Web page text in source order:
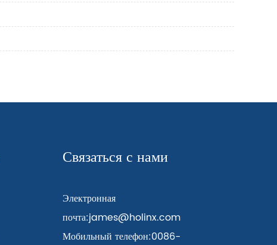
Связаться с нами
Электронная
почта:james@holinx.com
Мобильный телефон:0086-